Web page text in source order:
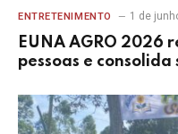
ENTRETENIMENTO 1 de
EUNA AGRO 2026
pessoas e consolida